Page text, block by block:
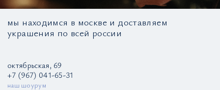
мы находимся в москве и доставляем
украшения по всей россии
октябрьская, 69
+7 (967) 041-65-31
наш шоурум